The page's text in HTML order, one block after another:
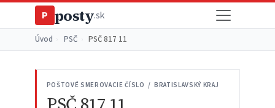
P posty.sk
Úvod PSČ PSČ 817 11
POŠTOVÉ SMEROVACIE ČÍSLO / BRATISLAVSKÝ KRAJ